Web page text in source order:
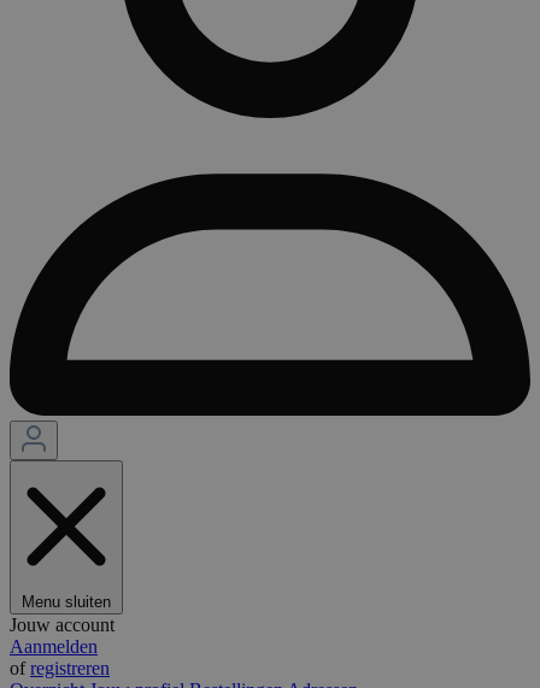
Menu sluiten
Jouw account
Aanmelden
ofregistreren